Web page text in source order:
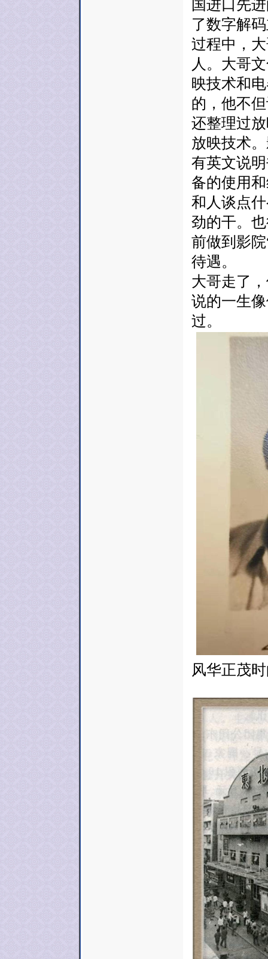
国进口先
了数字解
过程中，
人。大哥
映技术和
的，他不
还整理过
放映技术
有英文说
备的使用
和人谈点
劲的干。
前做到影
待遇。
大哥走了
说的一生
过。
风华正茂